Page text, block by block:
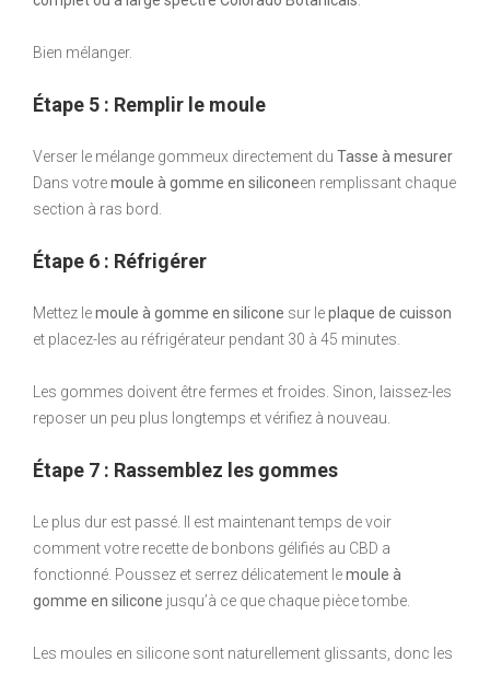
Bien mélanger.
Étape 5 : Remplir le moule
Verser le mélange gommeux directement du Tasse à mesurer
Dans votremoule à gomme en siliconeen remplissant chaque
section à ras bord.
Étape 6 : Réfrigérer
Mettez lemoule à gomme en silicone sur leplaque de cuisson
et placez-les au réfrigérateur pendant 30 à 45 minutes.
Les gommes doivent être fermes et froides. Sinon, laissez-les
reposer un peu plus longtemps et vérifiez à nouveau.
Étape 7 : Rassemblez les gommes
Le plus dur est passé. Il est maintenant temps de voir
comment votre recette de bonbons gélifiés au CBD a
fonctionné. Poussez et serrez délicatement lemoule à
gomme en silicone jusqu’à ce que chaque pièce tombe.
Les moules en silicone sont naturellement glissants, donc les